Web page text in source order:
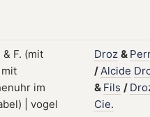
Droz &
/Alcide
& Fils /
Cie.